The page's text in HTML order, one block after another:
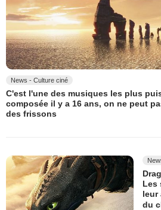
News - Culture ciné
C'est l'une des musiques les plus
composée il y a 16 ans, on ne peut
des frissons
Les
leur
du